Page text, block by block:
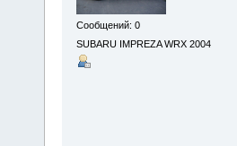
Сообщений: 0
SUBARU IMPREZA WRX 2004